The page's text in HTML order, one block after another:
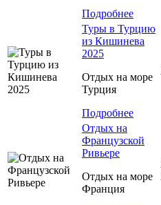
Подробнее
Туры в Турцию
из Кишинева
2025
Отдых на море
Турция
Подробнее
Отдых на
Французской
Ривьере
Отдых на море
Франция